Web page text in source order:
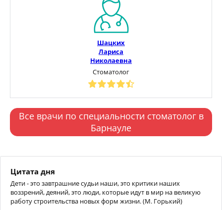
Шацких
Лариса
Николаевна
Стоматолог
Все врачи по специальности стоматолог в
Барнауле
Цитата дня
Дети - это завтрашние судьи наши, это критики наших
воззрений, деяний, это люди, которые идут в мир на великую
работу строительства новых форм жизни. (М. Горький)